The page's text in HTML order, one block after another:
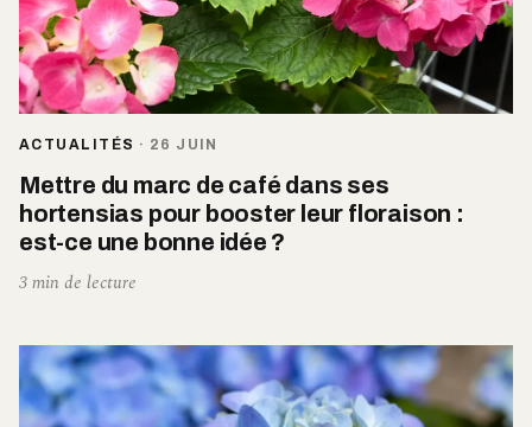
ACTUALITÉS · 26 JUIN
Mettre du marc de café dans ses
hortensias pour booster leur floraison :
est-ce une bonne idée ?
3 min de lecture